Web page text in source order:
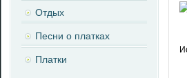
Отдых
Песни о платках
Платки